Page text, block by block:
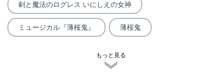
剣と魔法のログレス いにしえの女神
ミュージカル『薄桜鬼』 薄桜鬼
もっと見る